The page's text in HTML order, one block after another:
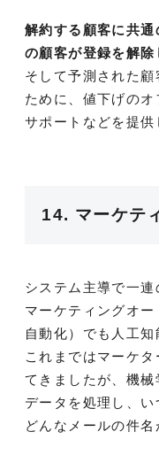
解約する顧客に共
の顧客が登録を解除
そして予測された
ために、値下げのオ
サポートなどを提供
14. マーケテ
システム主導で一
マーケティングオ
自動化）でも人工知
これまではマーケ
てきましたが、機
データを処理し、い
どんなメールの件名